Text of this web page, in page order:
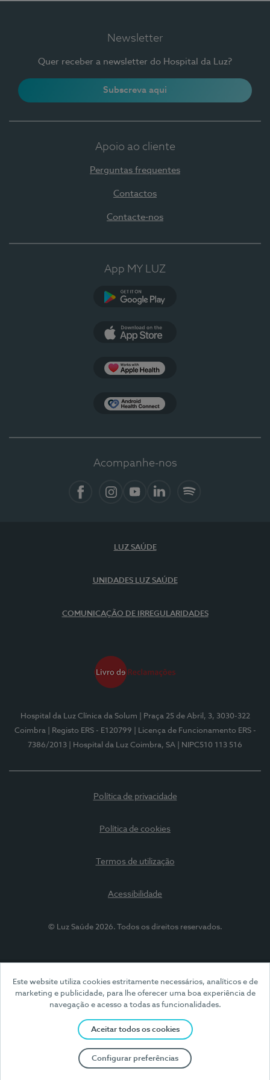
Este website utiliza cookies estritamente necessários, analíticos e de
marketing e publicidade, para lhe oferecer uma boa experiência de
navegação e acesso a todas as funcionalidades.
Aceitar todos os cookies
Configurar preferências
Newsletter
Quer receber a newsletter do Hospital da Luz?
Subscreva aqui
Apoio ao cliente
Perguntas frequentes
Contactos
Contacte-nos
App MY LUZ
Acompanhe-nos
LUZ SAÚDE
UNIDADES LUZ SAÚDE
COMUNICAÇÃO DE IRREGULARIDADES
Hospital da Luz Clínica da Solum
| Praça 25 de Abril, 3, 3030-322
Coimbra
| Registo ERS - E120799
| Licença de Funcionamento ERS -
7386/2013
| Hospital da Luz Coimbra, SA | NIPC510 113 516
Política de privacidade
Política de cookies
Termos de utilização
Acessibilidade
© Luz Saúde 2026. Todos os direitos reservados.